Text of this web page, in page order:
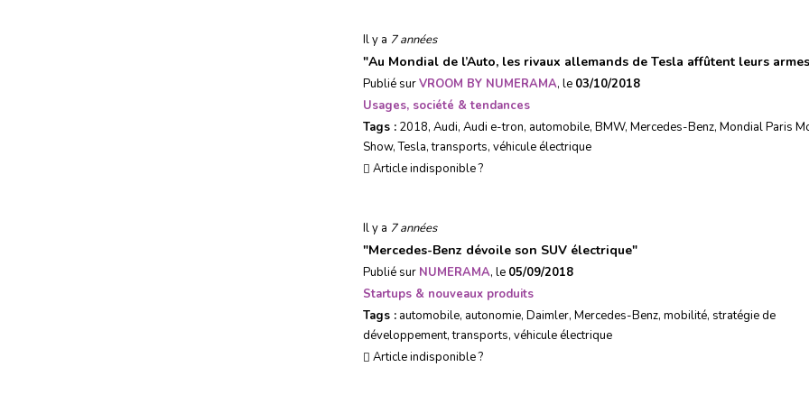
Il y a 7 années
"Au Mondial de l’Auto, les rivaux allemands de Tesla affûtent leurs armes
Publié surVROOM BY NUMERAMA, le 03/10/2018
Usages, société & tendances
Tags : 2018, Audi, Audi e-tron, automobile, BMW, Mercedes-Benz, Mondial Paris
Show,Tesla,transports, véhicule électrique
Article indisponible ?
Il y a 7 années
"Mercedes-Benz dévoile son SUV électrique"
Publié sur NUMERAMA, le 05/09/2018
Startups & nouveaux produits
Tags : automobile, autonomie, Daimler, Mercedes-Benz, mobilité, stratégie de
développement,transports, véhicule électrique
Article indisponible ?